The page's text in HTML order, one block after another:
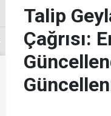
Talip
Çağrısı: